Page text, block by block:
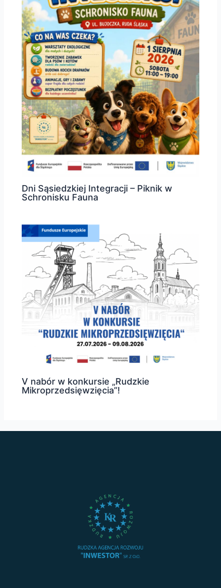
Dni Sąsiedzkiej Integracji – Piknik w
Schronisku Fauna
V nabór w konkursie „Rudzkie
Mikroprzedsięwzięcia”!